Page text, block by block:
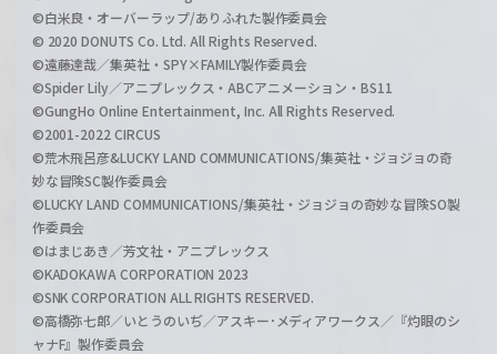
©白米良・オーバーラップ/ありふれた製作委員会
© 2020 DONUTS Co. Ltd. All Rights Reserved.
©遠藤達哉／集英社・SPY×FAMILY製作委員会
©Spider Lily／アニプレックス・ABCアニメーション・BS11
©GungHo Online Entertainment, Inc. All Rights Reserved.
©2001-2022 CIRCUS
©荒木飛呂彦&LUCKY LAND COMMUNICATIONS/集英社・ジョジョの奇
妙な冒険SC製作委員会
©LUCKY LAND COMMUNICATIONS/集英社・ジョジョの奇妙な冒険SO製
作委員会
©はまじあき／芳文社・アニプレックス
©KADOKAWA CORPORATION 2023
©SNK CORPORATION ALL RIGHTS RESERVED.
©高橋弥七郎／いとうのいぢ／アスキー･メディアワークス／『灼眼のシ
ャナF』製作委員会